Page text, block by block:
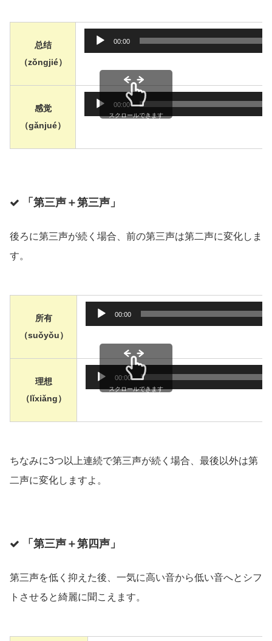
总结
（zǒngjié）
音声プレ
00:00
感觉
（gǎnjué）
音声プレ
00:00
スクロールできます
「第三声＋第三声」
後ろに第三声が続く場合、前の第三声は第二声に変化しま
す。
所有
（suǒyǒu）
音声プレ
00:00
理想
（lǐxiǎng）
音声プレ
00:00
スクロールできます
ちなみに3つ以上連続で第三声が続く場合、最後以外は第
二声に変化しますよ。
「第三声＋第四声」
第三声を低く抑えた後、一気に高い音から低い音へとシフ
トさせると綺麗に聞こえます。